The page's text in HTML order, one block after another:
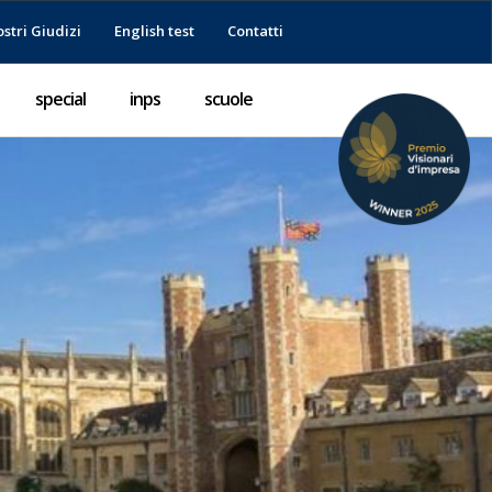
Giudizi English test Contatti
special inps scuole